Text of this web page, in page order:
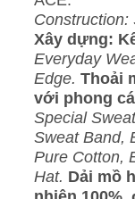
Construction:
Xây dựng:
Everyday
Edge. Thoải
với phong
Special
Sweat Band,
Pure Cotton,
Hat. Dải mồ